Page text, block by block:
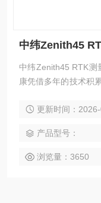
中纬Zenith45
中纬Zenith45 RTK
康凭借多年的技术积
更新时间：
产品型号：
浏览量：3650